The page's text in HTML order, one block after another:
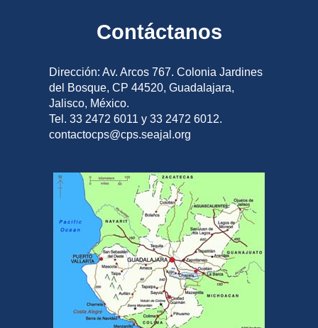
Contáctanos
Dirección: Av. Arcos 767. Colonia Jardines
del Bosque, CP 44520, Guadalajara,
Jalisco, México.
Tel. 33 2472 6011 y 33 2472 6012.
contactocps@cps.seajal.org